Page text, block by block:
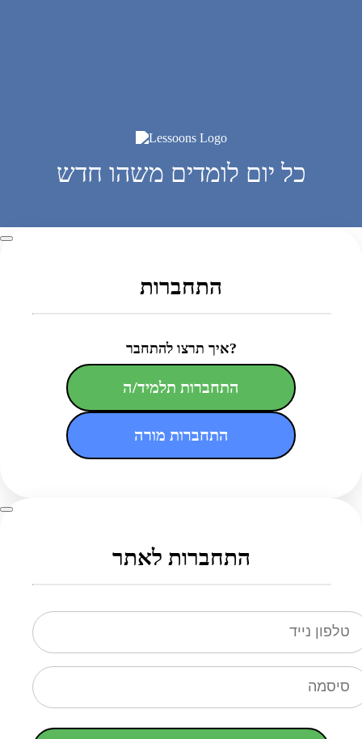
כל יום לומדים משהו חדש
התחברות
איך תרצו להתחבר?
התחברות תלמיד/ה
התחברות מורה
התחברות לאתר